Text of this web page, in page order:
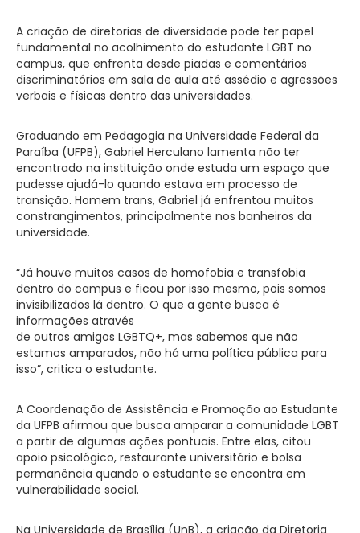
A criação de diretorias de diversidade pode ter papel
fundamental no acolhimento do estudante LGBT no
campus, que enfrenta desde piadas e comentários
discriminatórios em sala de aula até assédio e agressões
verbais e físicas dentro das universidades.
Graduando em Pedagogia na Universidade Federal da
Paraíba (UFPB), Gabriel Herculano lamenta não ter
encontrado na instituição onde estuda um espaço que
pudesse ajudá-lo quando estava em processo de
transição. Homem trans, Gabriel já enfrentou muitos
constrangimentos, principalmente nos banheiros da
universidade.
“Já houve muitos casos de homofobia e transfobia
dentro do campus e ficou por isso mesmo, pois somos
invisibilizados lá dentro. O que a gente busca é
informações através
de outros amigos LGBTQ+, mas sabemos que não
estamos amparados, não há uma política pública para
isso”, critica o estudante.
A Coordenação de Assistência e Promoção ao Estudante
da UFPB afirmou que busca amparar a comunidade LGBT
a partir de algumas ações pontuais. Entre elas, citou
apoio psicológico, restaurante universitário e bolsa
permanência quando o estudante se encontra em
vulnerabilidade social.
Na Universidade de Brasília (UnB), a criação da Diretoria